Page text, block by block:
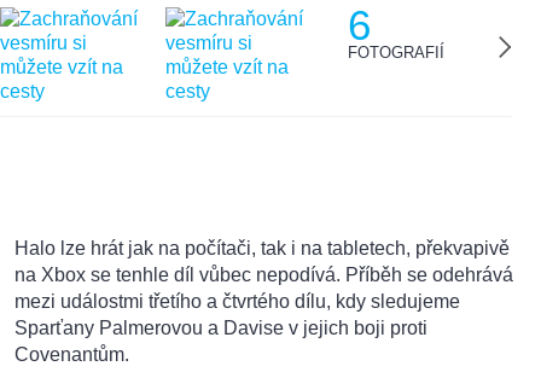
6
FOTOGRAFIÍ
Halo lze hrát jak na počítači, tak i na tabletech, překvapivě
na Xbox se tenhle díl vůbec nepodívá. Příběh se odehrává
mezi událostmi třetího a čtvrtého dílu, kdy sledujeme
Sparťany Palmerovou a Davise v jejich boji proti
Covenantům.